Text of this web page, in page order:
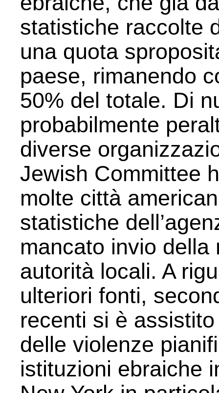
statistiche raccolte
una quota
paese, rimanendo
50% del totale. Di
probabilmente
diverse
Jewish Committee
molte città
statistiche
mancato invio
autorità locali. A
ulteriori fonti,
recenti si è
delle violenze
istituzioni ebraiche